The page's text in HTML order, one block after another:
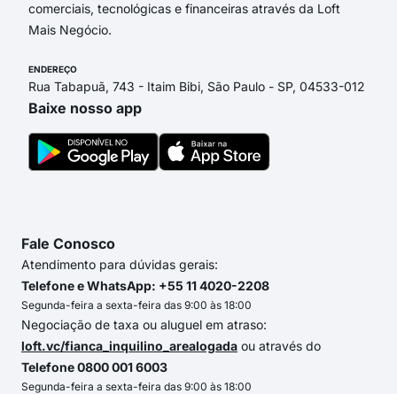
comerciais, tecnológicas e financeiras através da Loft
Mais Negócio.
ENDEREÇO
Rua Tabapuã, 743 - Itaim Bibi, São Paulo - SP, 04533-012
Baixe nosso app
Fale Conosco
Atendimento para dúvidas gerais:
Telefone e WhatsApp: +55 11 4020-2208
Segunda-feira a sexta-feira das 9:00 às 18:00
Negociação de taxa ou aluguel em atraso:
loft.vc/fianca_inquilino_arealogada ou através do
Telefone 0800 001 6003
Segunda-feira a sexta-feira das 9:00 às 18:00